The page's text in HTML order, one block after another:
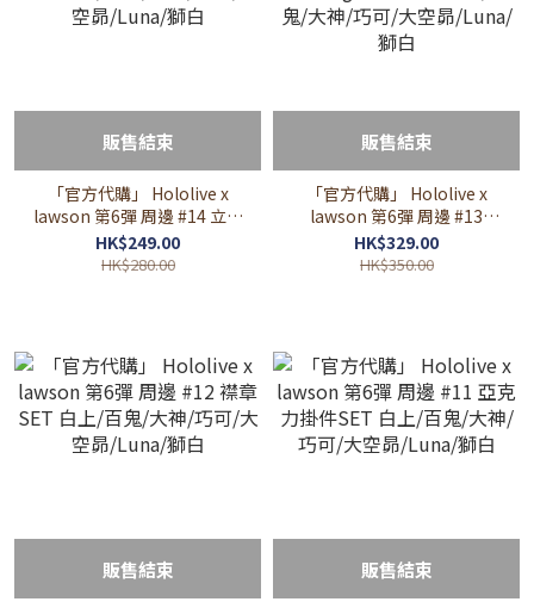
販售結束
「官方代購」 Hololive x
lawson 第6彈 周邊 #14 立牌
SET 白上/百鬼/大神/巧可/大
空昴/Luna/獅白
HK$249.00
HK$280.00
販售結束
「官方代購」 Hololive x
lawson 第6彈 周邊 #13
Trading Card SET 白上/百
鬼/大神/巧可/大空昴/Luna/
HK$329.00
HK$350.00
販售結束 販售結束